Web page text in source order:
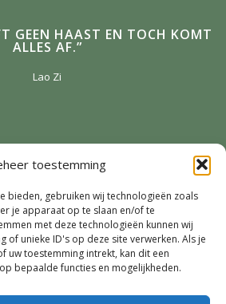
toestemming
bieden, gebruiken wij technologieën zoals
je apparaat op te slaan en/of te
met deze technologieën kunnen wij
of unieke ID's op deze site verwerken. Als je
uw toestemming intrekt, kan dit een
bepaalde functies en mogelijkheden.
GEEN HAAST EN TOCH KOMT
ALLES AF.”
Lao Zi